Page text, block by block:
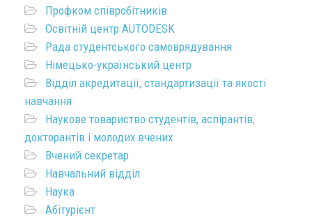
Профком співробітників
Освітній центр AUTODESK
Рада студентського самоврядування
Німецько-український центр
Відділ акредитації, стандартизації та якості
навчання
Наукове товариство студентів, аспірантів,
докторантів і молодих вчених
Вчений секретар
Навчальний відділ
Наука
Абітурієнт